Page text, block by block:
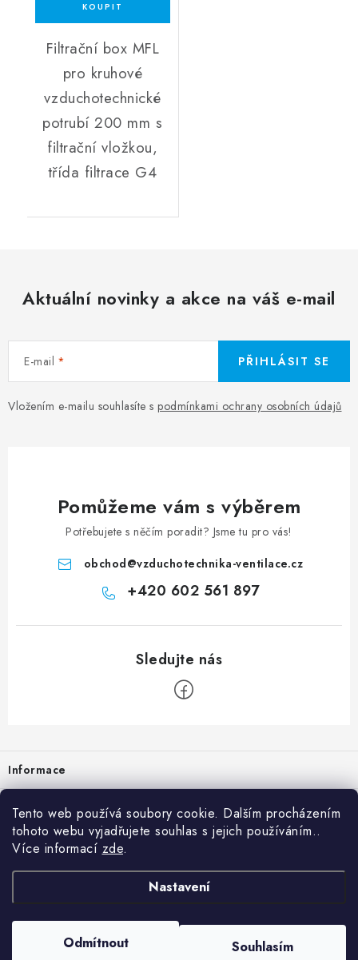
Tento web používá soubory cookie. Dalším procházením
tohoto webu vyjadřujete souhlas s jejich používáním..
Více informací zde.
Nastavení
Odmítnout Souhlasím
Filtrační box MFL
pro kruhové
vzduchotechnické
potrubí 200 mm s
filtrační vložkou,
třída filtrace G4
Aktuální novinky a akce na váš e-mail
E-mail
Vložením e-mailu souhlasíte s podmínkami ochrany osobních údajů
PŘIHLÁSIT SE
Pomůžeme vám s výběrem
Potřebujete s něčím poradit? Jsme tu pro vás!
obchod@vzduchotechnika-ventilace.cz
+420 602 561 897
Informace
Prodejna
Rady a tipy
vzduchotechnika-ventilace. Všechna práva vyhrazena.